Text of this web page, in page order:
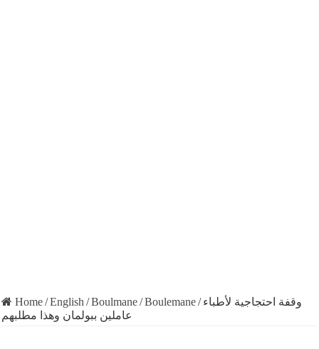
Home/English /Boulmane/Boulemane/ وقفة احتجاجية لأطباء
عاملين ببولمان وهذا مطلبهم